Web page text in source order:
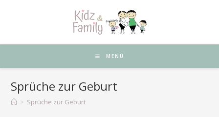
MENÜ
Sprüche zur Geburt
> Sprüche zur Geburt